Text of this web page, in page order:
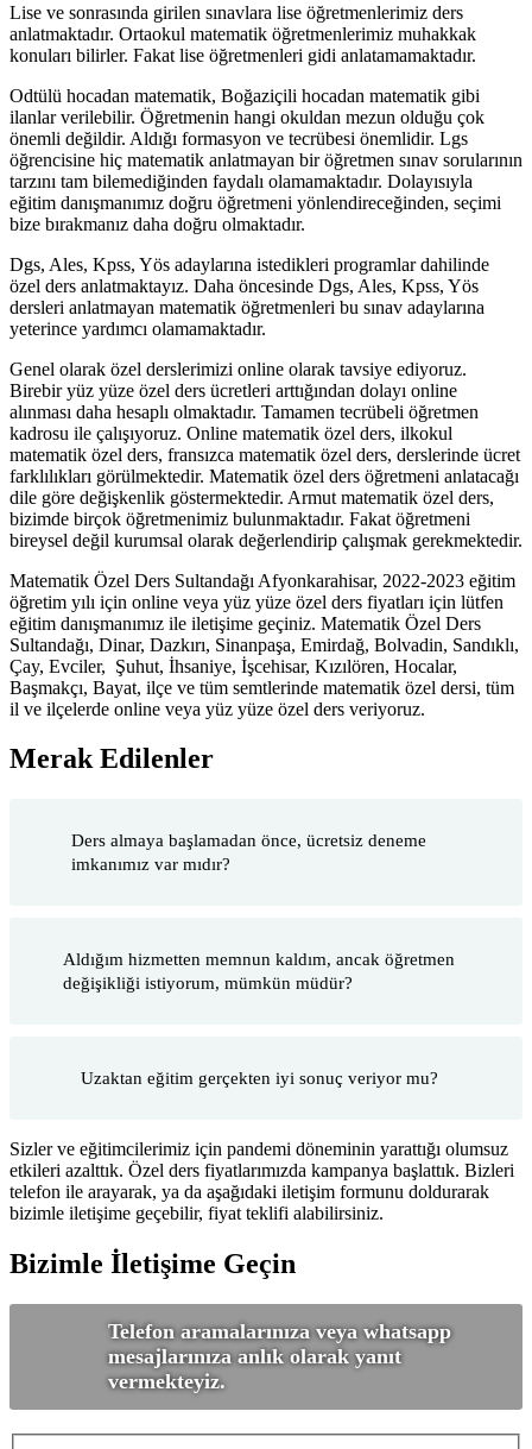
Lise ve sonrasında girilen sınavlara lise öğretmenlerimiz ders
anlatmaktadır. Ortaokul matematik öğretmenlerimiz muhakkak
konuları bilirler. Fakat lise öğretmenleri gidi anlatamamaktadır.
Odtülü hocadan matematik, Boğaziçili hocadan matematik gibi
ilanlar verilebilir. Öğretmenin hangi okuldan mezun olduğu çok
önemli değildir. Aldığı formasyon ve tecrübesi önemlidir. Lgs
öğrencisine hiç matematik anlatmayan bir öğretmen sınav sorularının
tarzını tam bilemediğinden faydalı olamamaktadır. Dolayısıyla
eğitim danışmanımız doğru öğretmeni yönlendireceğinden, seçimi
bize bırakmanız daha doğru olmaktadır.
Dgs, Ales, Kpss, Yös adaylarına istedikleri programlar dahilinde
özel ders anlatmaktayız. Daha öncesinde Dgs, Ales, Kpss, Yös
dersleri anlatmayan matematik öğretmenleri bu sınav adaylarına
yeterince yardımcı olamamaktadır.
Genel olarak özel derslerimizi online olarak tavsiye ediyoruz.
Birebir yüz yüze özel ders ücretleri arttığından dolayı online
alınması daha hesaplı olmaktadır. Tamamen tecrübeli öğretmen
kadrosu ile çalışıyoruz. Online matematik özel ders, ilkokul
matematik özel ders, fransızca matematik özel ders, derslerinde ücret
farklılıkları görülmektedir. Matematik özel ders öğretmeni anlatacağı
dile göre değişkenlik göstermektedir. Armut matematik özel ders,
bizimde birçok öğretmenimiz bulunmaktadır. Fakat öğretmeni
bireysel değil kurumsal olarak değerlendirip çalışmak gerekmektedir.
Matematik Özel Ders Sultandağı Afyonkarahisar, 2022-2023 eğitim
öğretim yılı için online veya yüz yüze özel ders fiyatları için lütfen
eğitim danışmanımız ile iletişime geçiniz. Matematik Özel Ders
Sultandağı, Dinar, Dazkırı, Sinanpaşa, Emirdağ, Bolvadin, Sandıklı,
Çay, Evciler, Şuhut, İhsaniye, İşcehisar, Kızılören, Hocalar,
Başmakçı, Bayat, ilçe ve tüm semtlerinde matematik özel dersi, tüm
il ve ilçelerde online veya yüz yüze özel ders veriyoruz.
Merak Edilenler
Ders almaya başlamadan önce, ücretsiz deneme
imkanımız var mıdır?
Aldığım hizmetten memnun kaldım, ancak öğretmen
değişikliği istiyorum, mümkün müdür?
Uzaktan eğitim gerçekten iyi sonuç veriyor mu?
Sizler ve eğitimcilerimiz için pandemi döneminin yarattığı olumsuz
etkileri azalttık. Özel ders fiyatlarımızda kampanya başlattık. Bizleri
telefon ile arayarak, ya da aşağıdaki iletişim formunu doldurarak
bizimle iletişime geçebilir, fiyat teklifi alabilirsiniz.
Bizimle İletişime Geçin
Telefon aramalarınıza veya whatsapp
mesajlarınıza anlık olarak yanıt
vermekteyiz.